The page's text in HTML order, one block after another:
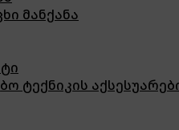
მანქანა
ტექნიკის